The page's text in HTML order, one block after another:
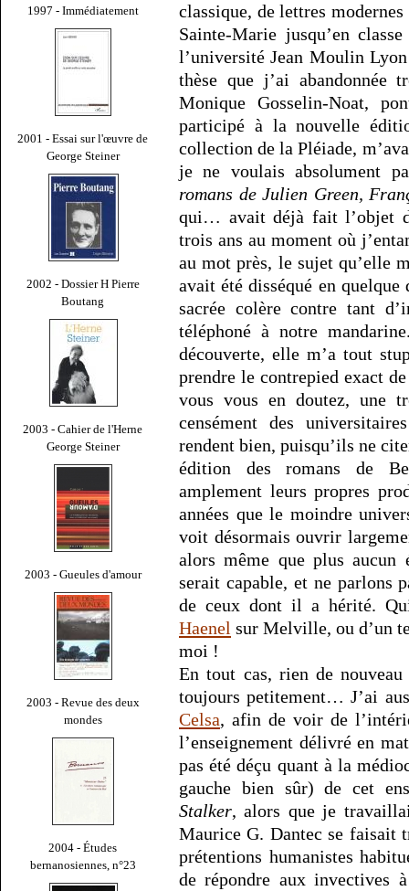
1997 - Immédiatement
2001 - Essai sur l'œuvre de
George Steiner
2002 - Dossier H Pierre
Boutang
2003 - Cahier de l'Herne
George Steiner
2003 - Gueules d'amour
2003 - Revue des deux
mondes
2004 - Études
bernanosiennes, n°23
classique, de lettres
Sainte-Marie jusqu’en
l’université Jean Moulin
thèse que j’ai abandonnée
Monique Gosselin-Noat,
participé à la nouvelle
collection de la Pléiade,
je ne voulais absolument
romans de Julien Green,
qui… avait déjà fait l’objet
trois ans au moment où
au mot près, le sujet qu’elle
avait été disséqué en quelque
sacrée colère contre tant
téléphoné à notre
découverte, elle m’a tout
prendre le contrepied exact
vous vous en doutez, une
censément des
rendent bien, puisqu’ils ne
édition des romans de
amplement leurs propres
années que le moindre
voit désormais ouvrir
alors même que plus aucun
serait capable, et ne parlons
de ceux dont il a hérité.
Haenel sur Melville, ou d’un
moi !
En tout cas, rien de
toujours petitement… J’ai
Celsa, afin de voir de
l’enseignement délivré en
pas été déçu quant à la
gauche bien sûr) de cet
Stalker, alors que je
Maurice G. Dantec se faisait
prétentions humanistes
de répondre aux invectives